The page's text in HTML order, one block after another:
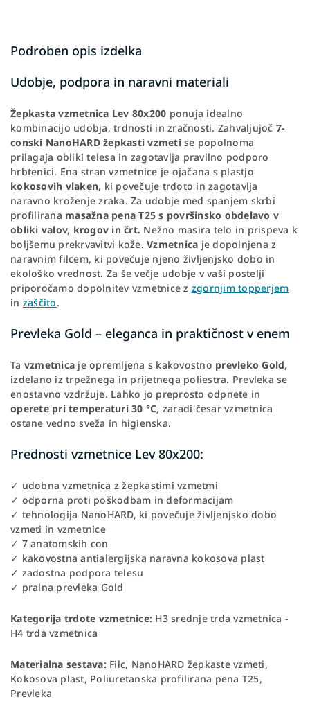
Podroben opis izdelka
Udobje, podpora in naravni materiali
Žepkasta vzmetnica Lev 80x200 ponuja idealno
kombinacijo udobja, trdnosti in zračnosti. Zahvaljujoč 7-
conski NanoHARD žepkasti vzmetise popolnoma
prilagaja obliki telesa in zagotavlja pravilno podporo
hrbtenici. Ena stran vzmetnice je ojačana s plastjo
kokosovih vlaken, ki povečuje trdoto in zagotavlja
naravno kroženje zraka. Za udobje med spanjem skrbi
profilirana masažna pena T25 s površinsko obdelavo v
obliki valov, krogov in črt. Nežno masira telo in prispeva k
boljšemu prekrvavitvi kože. Vzmetnica je dopolnjena z
naravnim filcem, ki povečuje njeno življenjsko dobo in
ekološko vrednost. Za še večje udobje v vaši postelji
priporočamo dopolnitev vzmetnice z zgornjim topperjem
in zaščito.
Prevleka Gold – eleganca in praktičnost v enem
Ta vzmetnica je opremljena s kakovostno prevleko Gold,
izdelano iz trpežnega in prijetnega poliestra. Prevleka se
enostavno vzdržuje. Lahko jo preprosto odpnete in
operete pri temperaturi 30 °C, zaradi česar vzmetnica
ostane vedno sveža in higienska.
Prednosti vzmetnice Lev 80x200:
✓ udobna vzmetnica z žepkastimi vzmetmi
✓ odporna proti poškodbam in deformacijam
✓ tehnologija NanoHARD, ki povečuje življenjsko dobo
vzmeti in vzmetnice
✓ 7 anatomskih con
✓ kakovostna antialergijska naravna kokosova plast
✓ zadostna podpora telesu
✓ pralna prevleka Gold
Kategorija trdote vzmetnice: H3 srednje trda vzmetnica -
H4 trda vzmetnica
Materialna sestava: Filc, NanoHARD žepkaste vzmeti,
Kokosova plast, Poliuretanska profilirana pena T25,
Prevleka